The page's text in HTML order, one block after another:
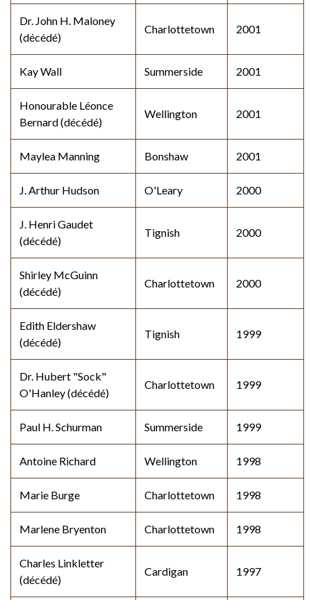
Dr. John H. Maloney
(décédé)
Charlottetown 2001
Kay Wall Summerside 2001
Honourable Léonce
Bernard (décédé)
Wellington 2001
Maylea Manning Bonshaw 2001
J. Arthur Hudson O'Leary 2000
J. Henri Gaudet
(décédé)
Tignish 2000
Shirley McGuinn
(décédé)
Charlottetown 2000
Edith Eldershaw
(décédé)
Tignish 1999
Dr. Hubert "Sock"
O'Hanley (décédé)
Charlottetown 1999
Paul H. Schurman Summerside 1999
Antoine Richard Wellington 1998
Marie Burge Charlottetown 1998
Marlene Bryenton Charlottetown 1998
Charles Linkletter
(décédé)
Cardigan 1997